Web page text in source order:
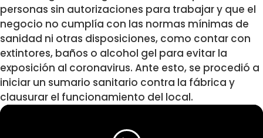
personas sin autorizaciones para trabajar y que el
negocio no cumplía con las normas mínimas de
sanidad ni otras disposiciones, como contar con
extintores, baños o alcohol gel para evitar la
exposición al coronavirus. Ante esto, se procedió a
iniciar un sumario sanitario contra la fábrica y
clausurar el funcionamiento del local.